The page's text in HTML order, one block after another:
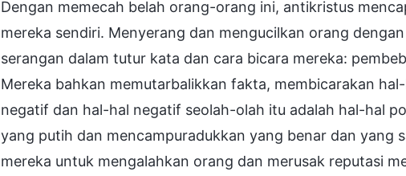
Dengan memecah belah orang-orang ini, antikristus
mereka sendiri. Menyerang dan mengucilkan orang
serangan dalam tutur kata dan cara bicara mereka:
Mereka bahkan memutarbalikkan fakta, membicarakan
negatif dan hal-hal negatif seolah-olah itu adalah hal-hal
yang putih dan mencampuradukkan yang benar dan yang
mereka untuk mengalahkan orang dan merusak reputasi